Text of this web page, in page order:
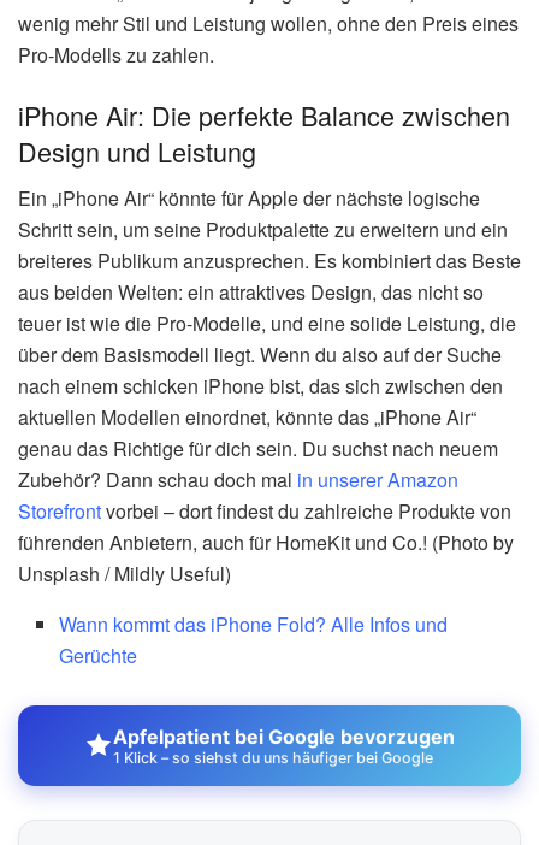
wenig mehr Stil und Leistung wollen, ohne den Preis eines
Pro-Modells zu zahlen.
iPhone Air: Die perfekte Balance zwischen
Design und Leistung
Ein „iPhone Air“ könnte für Apple der nächste logische
Schritt sein, um seine Produktpalette zu erweitern und ein
breiteres Publikum anzusprechen. Es kombiniert das Beste
aus beiden Welten: ein attraktives Design, das nicht so
teuer ist wie die Pro-Modelle, und eine solide Leistung, die
über dem Basismodell liegt. Wenn du also auf der Suche
nach einem schicken iPhone bist, das sich zwischen den
aktuellen Modellen einordnet, könnte das „iPhone Air“
genau das Richtige für dich sein. Du suchst nach neuem
Zubehör? Dann schau doch mal in unserer Amazon
Storefrontvorbei – dort findest du zahlreiche Produkte von
führenden Anbietern, auch für HomeKit und Co.! (Photo by
Unsplash / Mildly Useful)
Wann kommt das iPhone Fold? Alle Infos und
Gerüchte
Apfelpatient bei Google bevorzugen
1 Klick – so siehst du uns häufiger bei Google